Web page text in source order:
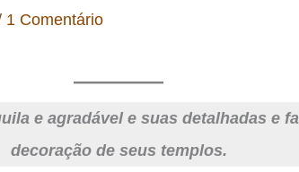
1 Comentário
e agradável e suas detalhadas e
decoração de seus templos.